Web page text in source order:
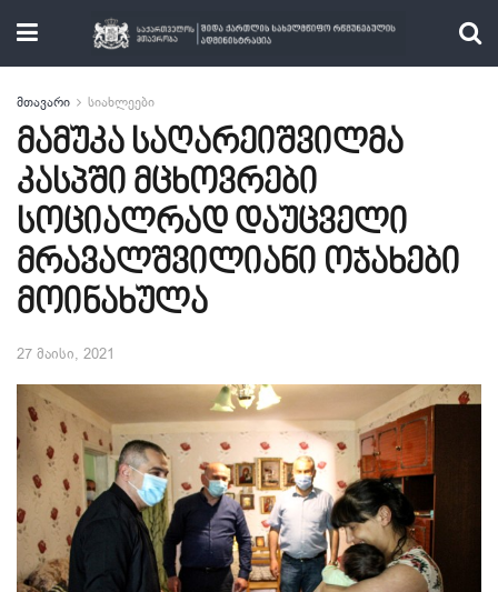
მთავარი სიახლეები
მამუკა საღარეიშვილმა
კასპში მცხოვრები
სოციალრად დაუცველი
მრავალშვილიანი ოჯახები
მოინახულა
27 მაისი, 2021